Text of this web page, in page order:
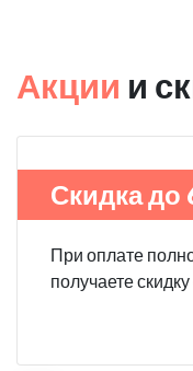
Акции и
Скидка до
При оплате
получаете